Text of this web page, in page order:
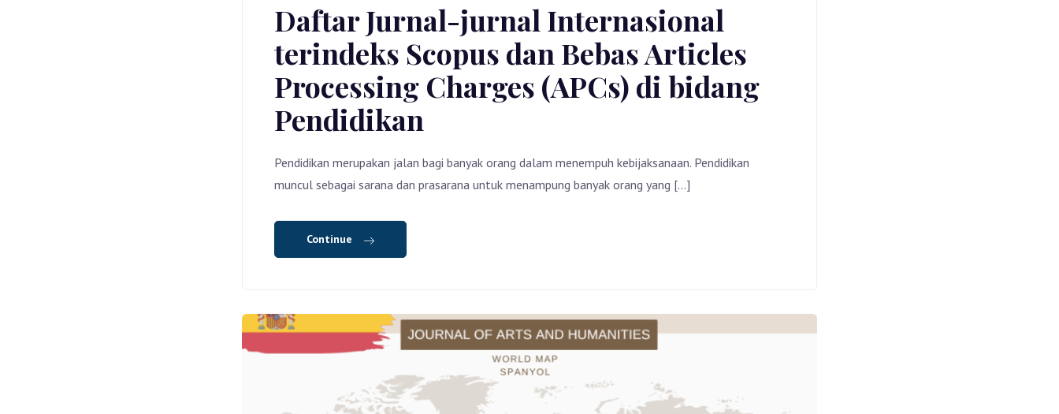
Daftar Jurnal-jurnal Internasional
terindeks Scopus dan Bebas Articles
Processing Charges (APCs) di bidang
Pendidikan
Pendidikan merupakan jalan bagi banyak orang dalam menempuh kebijaksanaan. Pendidikan
muncul sebagai sarana dan prasarana untuk menampung banyak orang yang […]
Continue